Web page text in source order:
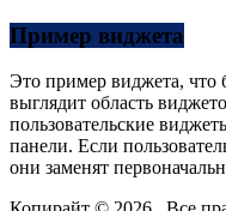
Пример виджета
Это пример виджета, что
выглядит область
пользовательские
панели. Если
они заменят